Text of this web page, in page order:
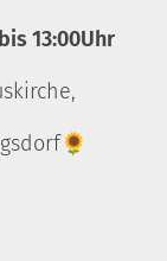
13:00Uhr